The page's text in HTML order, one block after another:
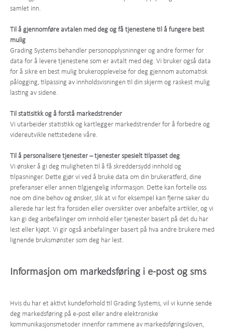
samlet inn.
Til å gjennomføre avtalen med deg og få tjenestene til å fungere best
mulig
Grading Systems behandler personopplysninnger og andre former for
data for å levere tjenestene som er avtalt med deg. Vi bruker også data
for å sikre en best mulig brukeropplevelse for deg gjennom automatisk
pålogging, tilpassing av innholdsvisningen til din skjerm og raskest mulig
lasting av sidene.
Til statisitkk og å forstå markedstrender
Vi utarbeider statistikk og kartlegger markedstrender for å forbedre og
videreutvikle nettstedene våre.
Til å personalisere tjenester – tjenester spesielt tilpasset deg
Vi ønsker å gi deg muligheten til å få skreddersydd innhold og
tilpasninger. Dette gjør vi ved å bruke data om din brukeratferd, dine
preferanser eller annen tilgjengelig informasjon. Dette kan fortelle oss
noe om dine behov og ønsker, slik at vi for eksempel kan fjerne saker du
allerede har lest fra forsiden eller oversikter over anbefalte artikler, og vi
kan gi deg anbefalinger om innhold eller tjenester basert på det du har
lest eller kjøpt. Vi gir også anbefalinger basert på hva andre brukere med
lignende bruksmønster som deg har lest.
Informasjon om markedsføring i e-post og sms
Hvis du har et aktivt kundeforhold til Grading Systems, vil vi kunne sende
deg markedsføring på e-post eller andre elektroniske
kommunikasjonsmetoder innenfor rammene av markedsføringsloven,